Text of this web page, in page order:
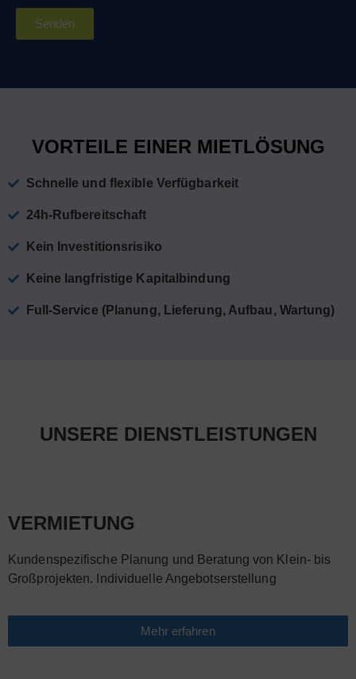
Senden
VORTEILE EINER MIETLÖSUNG
Schnelle und flexible Verfügbarkeit
24h-Rufbereitschaft
Kein Investitionsrisiko
Keine langfristige Kapitalbindung
Full-Service (Planung, Lieferung, Aufbau, Wartung)
UNSERE DIENSTLEISTUNGEN
VERMIETUNG
Kundenspezifische Planung und Beratung von Klein- bis
Großprojekten. Individuelle Angebotserstellung
Mehr erfahren